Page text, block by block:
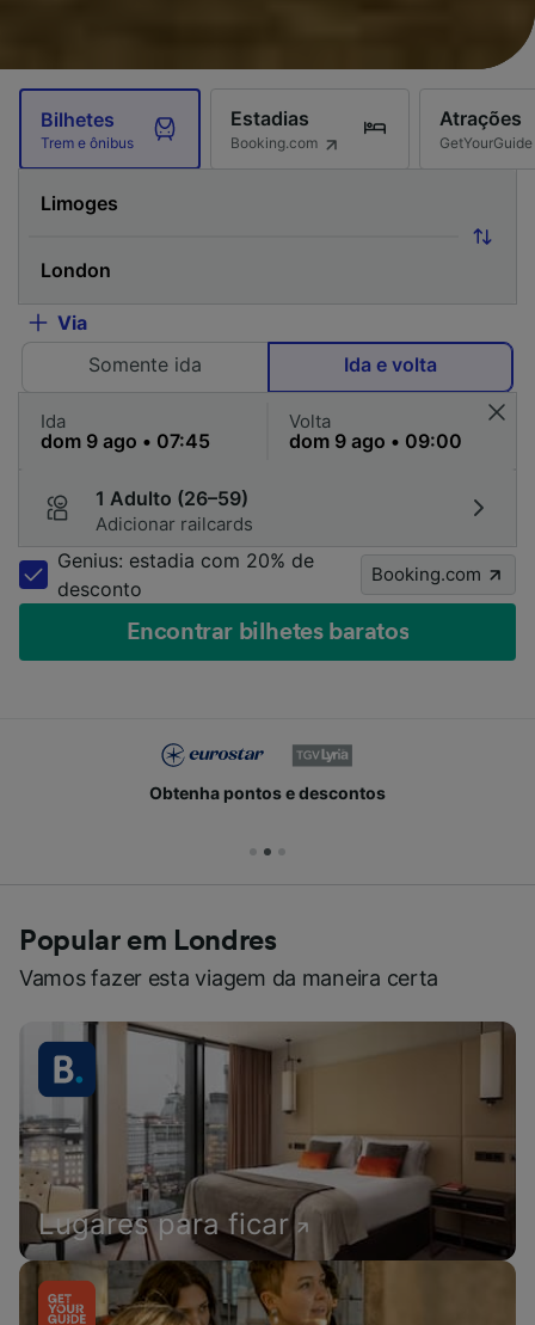
Bilhetes
Trem e ônibus
Estadias
Booking.com
Atrações
GetYourGuide
Via
Somente ida
Ida e volta
Ida Volta
1 Adulto (26–59)
Adicionar railcards
Genius: estadia com 20% de
desconto
Booking.com
Encontrar bilhetes baratos
Obtenha pontos e descontos
Popular em Londres
Vamos fazer esta viagem da maneira certa
Lugares para ficar